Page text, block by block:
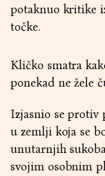
potaknuo kritike
točke.
Kličko smatra
ponekad ne žele
Izjasnio se
u zemlji koja se
unutarnjih
svojim osobnim